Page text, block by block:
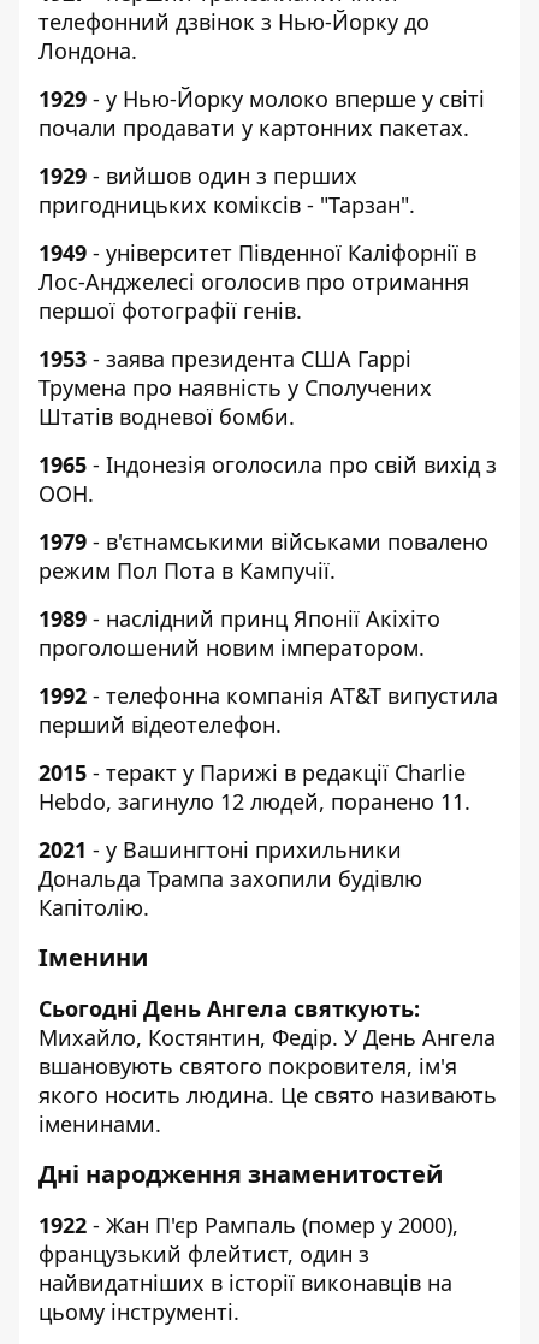
телефонний дзвінок з Нью-Йорку до
Лондона.
1929 - у Нью-Йорку молоко вперше у світі
почали продавати у картонних пакетах.
1929 - вийшов один з перших
пригодницьких коміксів - "Тарзан".
1949 - університет Південної Каліфорнії в
Лос-Анджелесі оголосив про отримання
першої фотографії генів.
1953 - заява президента США Гаррі
Трумена про наявність у Сполучених
Штатів водневої бомби.
1965 - Індонезія оголосила про свій вихід з
ООН.
1979 - в'єтнамськими військами повалено
режим Пол Пота в Кампучії.
1989 - наслідний принц Японії Акіхіто
проголошений новим імператором.
1992 - телефонна компанія AT&T випустила
перший відеотелефон.
2015 - теракт у Парижі в редакції Charlie
Hebdo, загинуло 12 людей, поранено 11.
2021 - у Вашингтоні прихильники
Дональда Трампа захопили будівлю
Капітолію.
Іменини
Сьогодні День Ангела святкують:
Михайло, Костянтин, Федір. У День Ангела
вшановують святого покровителя, ім'я
якого носить людина. Це свято називають
іменинами.
Дні народження знаменитостей
1922 - Жан П'єр Рампаль (помер у 2000),
французький флейтист, один з
найвидатніших в історії виконавців на
цьому інструменті.